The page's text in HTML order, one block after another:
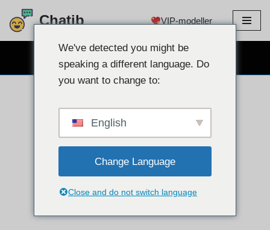
Hoppa
Chatib VIP-modeller
We've detected you might be
speaking a different language. Do
you want to change to:
English
Change Language
Close and do not switch language